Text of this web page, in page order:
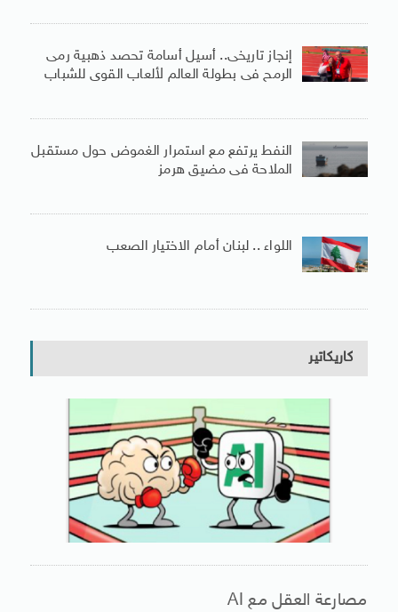
إنجاز تاريخى.. أسيل أسامة تحصد ذهبية رمى
الرمح فى بطولة العالم لألعاب القوى للشباب
النفط يرتفع مع استمرار الغموض حول مستقبل
الملاحة فى مضيق هرمز
اللواء .. لبنان أمام الاختيار الصعب
كاريكاتير
مصارعة العقل مع AI